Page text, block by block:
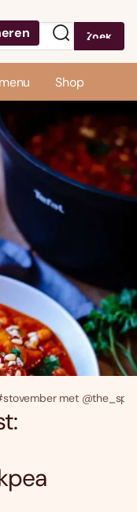
Zoek
Shop
met